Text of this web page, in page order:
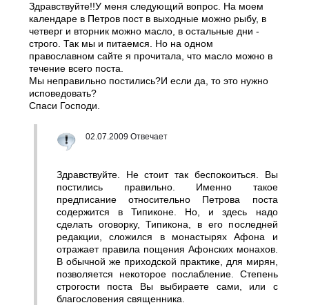
Здравствуйте!!У меня следующий вопрос. На моем
календаре в Петров пост в выходные можно рыбу, в
четверг и вторник можно масло, в остальные дни -
строго. Так мы и питаемся. Но на одном
православном сайте я прочитала, что масло можно в
течение всего поста.
Мы неправильно постились?И если да, то это нужно
исповедовать?
Спаси Господи.
02.07.2009 Отвечает
Здравствуйте. Не стоит так беспокоиться. Вы
постились правильно. Именно такое
предписание относительно Петрова поста
содержится в Типиконе. Но, и здесь надо
сделать оговорку, Типикона, в его последней
редакции, сложился в монастырях Афона и
отражает правила пощения Афонских монахов.
В обычной же приходской практике, для мирян,
позволяется некоторое послабление. Степень
строгости поста Вы выбираете сами, или с
благословения священника.